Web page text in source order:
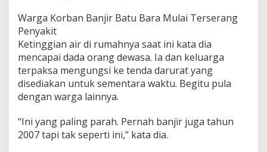
Warga Korban Banjir Batu Bara Mulai Terserang
Penyakit
Ketinggian air di rumahnya saat ini kata dia
mencapai dada orang dewasa. Ia dan keluarga
terpaksa mengungsi ke tenda darurat yang
disediakan untuk sementara waktu. Begitu pula
dengan warga lainnya.
“Ini yang paling parah. Pernah banjir juga tahun
2007 tapi tak seperti ini,” kata dia.